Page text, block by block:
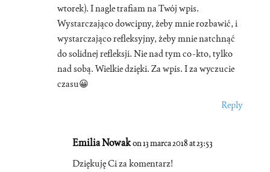
wtorek). I nagle trafiam na Twój wpis.
Wystarczająco dowcipny, żeby mnie rozbawić, i
wystarczająco refleksyjny, żeby mnie natchnąć
do solidnej refleksji. Nie nad tym co-kto, tylko
nad sobą. Wielkie dzięki. Za wpis. I za wyczucie
czasu😀
Reply
Emilia Nowakon 13 marca 2018 at 23:53
Dziękuję Ci za komentarz!